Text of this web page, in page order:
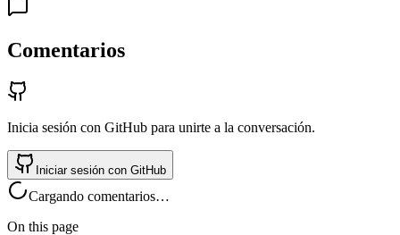
Comentarios
Inicia sesión con GitHub para unirte a la conversación.
Iniciar sesión con GitHub
Cargando comentarios…
On this page